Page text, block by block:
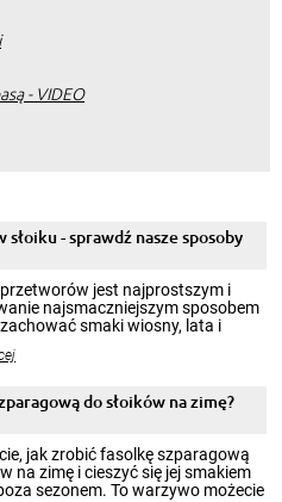
- VIDEO
- sprawdź nasze sposoby
przetworów jest najprostszym i
najsmaczniejszym sposobem
smaki wiosny, lata i
by cieszyć nimi oko w sezonie
atmosferę cieplejszych
słoików ze
pozwolą zachować świeżość
do słoików na zimę?
jak zrobić fasolkę szparagową
na zimę i cieszyć się jej smakiem
sezonem. To warzywo możecie